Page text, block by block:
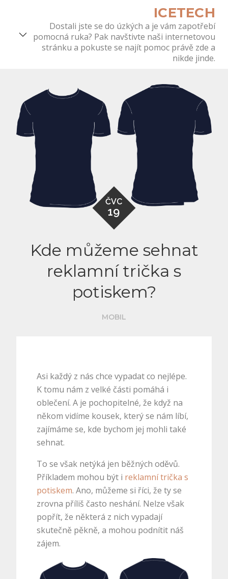
content
ICETECH
Dostali jste se do úzkých a je vám zapotřebí
pomocná ruka? Pak navštivte naši internetovou
stránku a pokuste se najít pomoc právě zde a
nikde jinde.
ČVC
19
Kde můžeme sehnat
reklamní trička s
potiskem?
MOBIL
Asi každý z nás chce vypadat co nejlépe.
K tomu nám z velké části pomáhá i
oblečení. A je pochopitelné, že když na
někom vidíme kousek, který se nám líbí,
zajímáme se, kde bychom jej mohli také
sehnat.
To se však netýká jen běžných oděvů.
Příkladem mohou být i reklamní trička s
potiskem. Ano, můžeme si říci, že ty se
zrovna příliš často neshání. Nelze však
popřít, že některá z nich vypadají
skutečně pěkně, a mohou podnítit náš
zájem.